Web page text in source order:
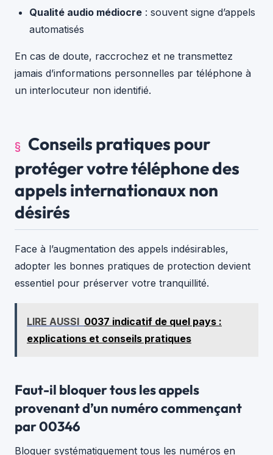
Qualité audio médiocre : souvent signe d’appels
automatisés
En cas de doute, raccrochez et ne transmettez
jamais d’informations personnelles par téléphone à
un interlocuteur non identifié.
Conseils pratiques pour
protéger votre téléphone des
appels internationaux non
désirés
Face à l’augmentation des appels indésirables,
adopter les bonnes pratiques de protection devient
essentiel pour préserver votre tranquillité.
LIRE AUSSI 0037 indicatif de quel pays :
explications et conseils pratiques
Faut-il bloquer tous les appels
provenant d’un numéro commençant
par 00346
Bloquer systématiquement tous les numéros en